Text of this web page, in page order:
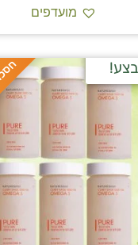
מועדפים